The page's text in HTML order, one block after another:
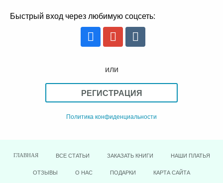
Быстрый вход через любимую соцсеть:
или
РЕГИСТРАЦИЯ
Политика конфиденциальности
ГЛАВНАЯ ВСЕ СТАТЬИ ЗАКАЗАТЬ КНИГИ НАШИ ПЛАТЬЯ
ОТЗЫВЫ О НАС ПОДАРКИ КАРТА САЙТА